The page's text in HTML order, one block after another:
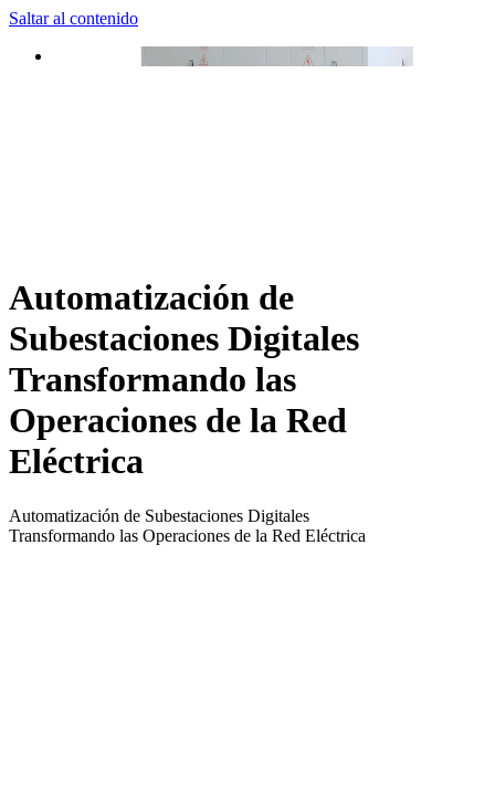
Saltar al contenido
Automatización de
Subestaciones Digitales
Transformando las
Operaciones de la Red
Eléctrica
Automatización de Subestaciones Digitales
Transformando las Operaciones de la Red Eléctrica